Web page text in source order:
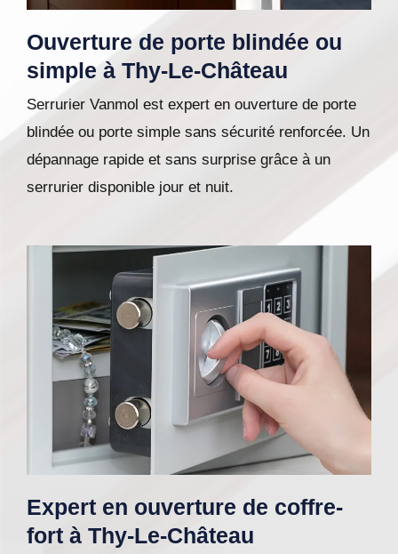
Ouverture de porte blindée ou
simple à Thy-Le-Château
Serrurier Vanmol est expert en ouverture de porte
blindée ou porte simple sans sécurité renforcée. Un
dépannage rapide et sans surprise grâce à un
serrurier disponible jour et nuit.
Expert en ouverture de coffre-
fort à Thy-Le-Château